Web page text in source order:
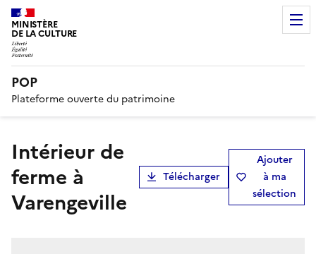
MINISTÈRE
DE LA CULTURE
POP
Plateforme ouverte du patrimoine
Intérieur de
ferme à
Varengeville
Télécharger
Ajouter
à ma
sélection